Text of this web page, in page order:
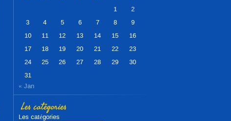
1
2
3
4 5 6 7 8
9
10
11 12 13 14 15
16
17
18 19 20 21 22
23
24
25 26 27 28 29
30
31
« Jan
Les catégories
Les catégories